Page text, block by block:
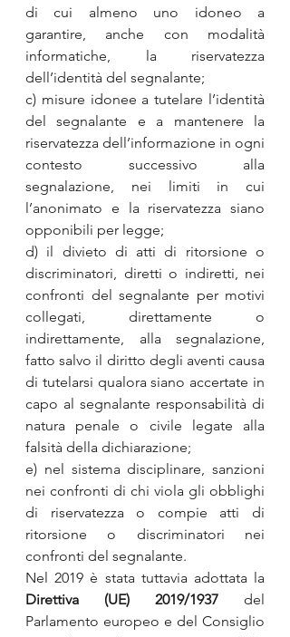
di cui almeno uno idoneo a
garantire, anche con modalità
informatiche, la riservatezza
dell’identità del segnalante;
c) misure idonee a tutelare l’identità
del segnalante e a mantenere la
riservatezza dell’informazione in ogni
contesto successivo alla
segnalazione, nei limiti in cui
l’anonimato e la riservatezza siano
opponibili per legge;
d) il divieto di atti di ritorsione o
discriminatori, diretti o indiretti, nei
confronti del segnalante per motivi
collegati, direttamente o
indirettamente, alla segnalazione,
fatto salvo il diritto degli aventi causa
di tutelarsi qualora siano accertate in
capo al segnalante responsabilità di
natura penale o civile legate alla
falsità della dichiarazione;
e) nel sistema disciplinare, sanzioni
nei confronti di chi viola gli obblighi
di riservatezza o compie atti di
ritorsione o discriminatori nei
confronti del segnalante.
Direttiva (UE) 2019/1937 del
Parlamento europeo e del Consiglio